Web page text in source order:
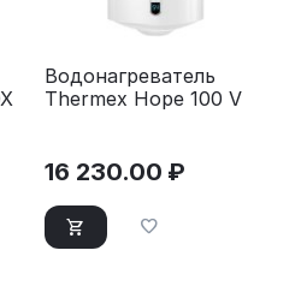
Водонагреватель
Thermex Hope 100 V
16 230.00 ₽